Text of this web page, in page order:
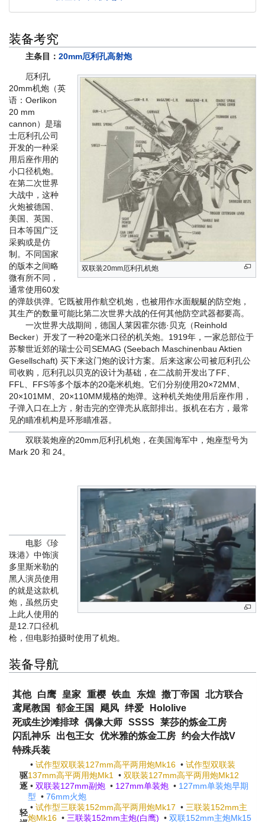
激奏的Polaris
箱庭疗法：B1
坠落之翼：A2/C2
装备考究
主条目： 20mm厄利孔高射炮
双联装20mm厄利孔机炮
厄利孔
20mm机炮（英
语：Oerlikon
20 mm
cannon）是瑞
士厄利孔公司
开发的一种采
用后座作用的
小口径机炮。
在第二次世界
大战中，这种
火炮被德国、
美国、英国、
日本等国广泛
采购或是仿
制。不同国家
的版本之间略
微有所不同，
通常使用60发
的弹鼓供弹。它既被用作航空机炮，也被用作水面舰艇的防空炮，
其生产的数量可能比第二次世界大战的任何其他防空武器都要高。
一次世界大战期间，德国人莱因霍尔德·贝克（Reinhold
Becker）开发了一种20毫米口径的机关炮。1919年，一家总部位于
苏黎世近郊的瑞士公司SEMAG (Seebach Maschinenbau Aktien
Gesellschaft) 买下来这门炮的设计方案。后来这家公司被厄利孔公
司收购，厄利孔以贝克的设计为基础，在二战前开发出了FF、
FFL、FFS等多个版本的20毫米机炮。它们分别使用20×72MM、
20×101MM、20×110MM规格的炮弹。这种机关炮使用后座作用，
子弹入口在上方，射击完的空弹壳从底部排出。扳机在右方，最常
见的瞄准机构是环形瞄准器。
双联装炮座的20mm厄利孔机炮，在美国海军中，炮座型号为
Mark 20 和 24。
电影《珍
珠港》中饰演
多里斯米勒的
黑人演员使用
的就是这款机
炮，虽然历史
上此人使用的
是12.7口径机
枪，但电影拍摄时使用了机炮。
装备导航
其他 白鹰 皇家 重樱 铁血 东煌 撒丁帝国
北方联合
鸢尾教国
郁金王国 飓风 绊爱
Hololive
死或生沙滩排球 偶像大师 SSSS
莱莎的炼金工房
闪乱神乐
出包王女 优米雅的炼金工房 约会大作战V
特殊兵装
驱
逐
• 试作型双联装127mm高平两用炮Mk16 • 试作型双联装
137mm高平两用炮Mk1
• 双联装127mm高平两用炮Mk12
• 双联装127mm副炮 • 127mm单装炮 • 127mm单装炮早期
型 • 76mm火炮
轻
• 试作型三联装152mm高平两用炮Mk17 • 三联装152mm主
炮Mk16 • 三联装152mm主炮(白鹰) • 双联152mm主炮Mk15